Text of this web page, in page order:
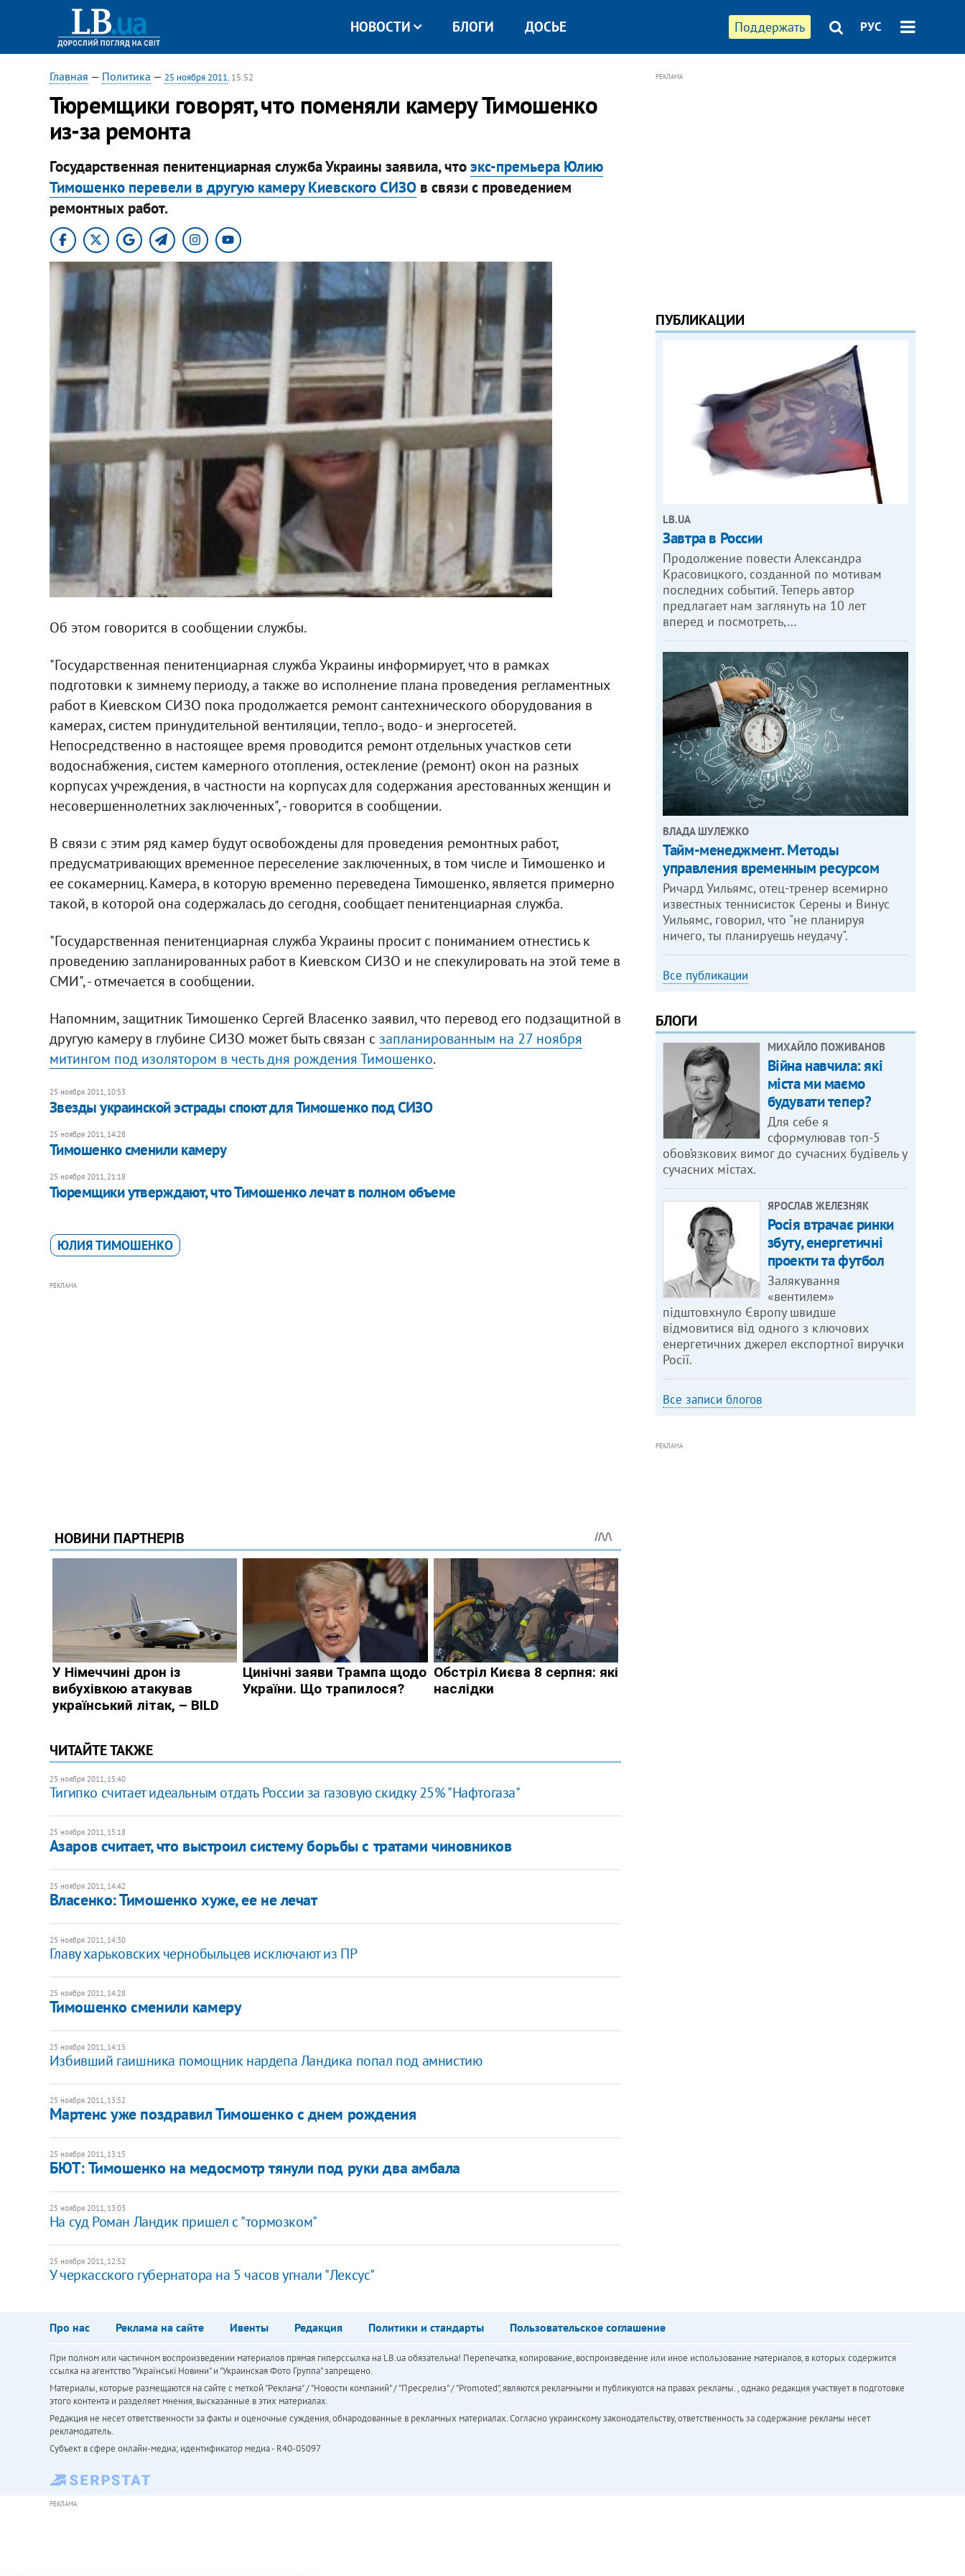
Поддержать РУС
НОВОСТИ БЛОГИ ДОСЬЕ
Главная — Политика — 25 ноября 2011, 15:52
Тюремщики говорят, что поменяли камеру Тимошенко
из-за ремонта
Государственная пенитенциарная служба Украины заявила, чтоэкс-премьера Юлию
Тимошенко перевели в другую камеру Киевского СИЗОв связи с проведением
ремонтных работ.
Об этом говорится в сообщении службы.
"Государственная пенитенциарная служба Украины информирует, что в рамках
подготовки к зимнему периоду, а также во исполнение плана проведения регламентных
работ в Киевском СИЗО пока продолжается ремонт сантехнического оборудования в
камерах, систем принудительной вентиляции, тепло-, водо- и энергосетей.
Непосредственно в настоящее время проводится ремонт отдельных участков сети
водоснабжения, систем камерного отопления, остекление (ремонт) окон на разных
корпусах учреждения, в частности на корпусах для содержания арестованных женщин и
несовершеннолетних заключенных", - говорится в сообщении.
В связи с этим ряд камер будут освобождены для проведения ремонтных работ,
предусматривающих временное переселение заключенных, в том числе и Тимошенко и
ее сокамерниц. Камера, в которую временно переведена Тимошенко, является примерно
такой, в которой она содержалась до сегодня, сообщает пенитенциарная служба.
"Государственная пенитенциарная служба Украины просит с пониманием отнестись к
проведению запланированных работ в Киевском СИЗО и не спекулировать на этой теме в
СМИ", - отмечается в сообщении.
Напомним, защитник Тимошенко Сергей Власенко заявил, что перевод его подзащитной в
другую камеру в глубине СИЗО может быть связан с запланированным на 27 ноября
митингом под изолятором в честь дня рождения Тимошенко.
25 ноября 2011, 10:53
Звезды украинской эстрады споют для Тимошенко под СИЗО
25 ноября 2011, 14:28
Тимошенко сменили камеру
25 ноября 2011, 21:18
Тюремщики утверждают, что Тимошенко лечат в полном объеме
ЮЛИЯ ТИМОШЕНКО
РЕКЛАМА
ЧИТАЙТЕ ТАКЖЕ
25 ноября 2011, 15:40
Тигипко считает идеальным отдать России за газовую скидку 25% "Нафтогаза"
25 ноября 2011, 15:18
Азаров считает, что выстроил систему борьбы с тратами чиновников
25 ноября 2011, 14:42
Власенко: Тимошенко хуже, ее не лечат
25 ноября 2011, 14:30
Главу харьковских чернобыльцев исключают из ПР
25 ноября 2011, 14:28
Тимошенко сменили камеру
25 ноября 2011, 14:15
Избивший гаишника помощник нардепа Ландика попал под амнистию
25 ноября 2011, 13:52
Мартенс уже поздравил Тимошенко с днем рождения
25 ноября 2011, 13:15
БЮТ: Тимошенко на медосмотр тянули под руки два амбала
25 ноября 2011, 13:03
На суд Роман Ландик пришел с "тормозком"
25 ноября 2011, 12:52
У ​черкасского губернатора на 5 часов угнали "Лексус"
РЕКЛАМА
ПУБЛИКАЦИИ
LB.UA
Завтра в России
Продолжение повести Александра
Красовицкого, созданной по мотивам
последних событий. Теперь автор
предлагает нам заглянуть на 10 лет
вперед и посмотреть,…
ВЛАДА ШУЛЕЖКО
Тайм-менеджмент. Методы
управления временным ресурсом
Ричард Уильямс, отец-тренер всемирно
известных теннисисток Серены и Винус
Уильямс, говорил, что "не планируя
ничего, ты планируешь неудачу".
Все публикации
БЛОГИ
МИХАЙЛО ПОЖИВАНОВ
Війна навчила: які
міста ми маємо
будувати тепер?
Для себе я
сформулював топ-5
обов’язкових вимог до сучасних будівель у
сучасних містах.
ЯРОСЛАВ ЖЕЛЕЗНЯК
Росія втрачає ринки
збуту, енергетичні
проекти та футбол
Залякування
«вентилем»
підштовхнуло Європу швидше
відмовитися від одного з ключових
енергетичних джерел експортної виручки
Росії.
Все записи блогов
РЕКЛАМА
Про нас Реклама на сайте Ивенты Редакция Политики и стандарты Пользовательское соглашение
При полном или частичном воспроизведении материалов прямая гиперссылка на LB.ua обязательна! Перепечатка, копирование, воспроизведение или иное использование материалов, в которых содержится
ссылка на агентство "Українськi Новини" и "Украинская Фото Группа" запрещено.
Материалы, которые размещаются на сайте с меткой "Реклама" / "Новости компаний" / "Пресрелиз" / "Promoted", являются рекламными и публикуются на правах рекламы. , однако редакция участвует в подготовке
этого контента и разделяет мнения, высказанные в этих материалах.
Редакция не несет ответственности за факты и оценочные суждения, обнародованные в рекламных материалах. Согласно украинскому законодательству, ответственность за содержание рекламы несет
рекламодатель.
Субъект в сфере онлайн-медиа; идентификатор медиа - R40-05097
РЕКЛАМА